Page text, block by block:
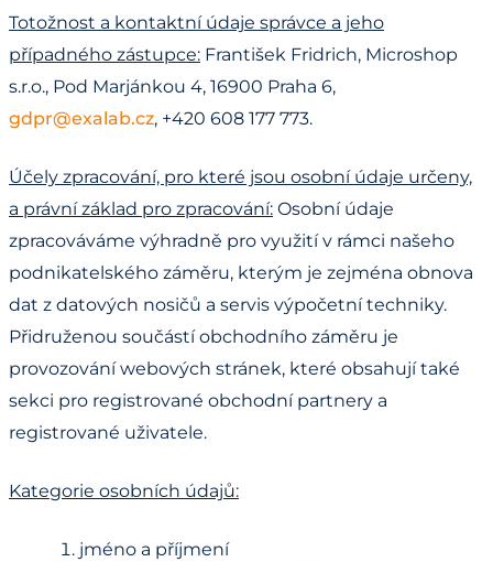
Totožnost a kontaktní údaje správce a jeho
případného zástupce: František Fridrich, Microshop
s.r.o., Pod Marjánkou 4, 16900 Praha 6,
gdpr@exalab.cz, +420 608 177 773.
Účely zpracování, pro které jsou osobní údaje určeny,
a právní základ pro zpracování: Osobní údaje
zpracováváme výhradně pro využití v rámci našeho
podnikatelského záměru, kterým je zejména obnova
dat z datových nosičů a servis výpočetní techniky.
Přidruženou součástí obchodního záměru je
provozování webových stránek, které obsahují také
sekci pro registrované obchodní partnery a
registrované uživatele.
Kategorie osobních údajů:
jméno a příjmení